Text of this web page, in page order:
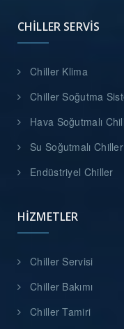
CHILLER SERVIS
Chiller Klima
Chiller Soğutma
Hava Soğutmalı
Su Soğutmalı Chiller
Endüstriyel Chiller
HIZMETLER
Chiller Servisi
Chiller Bakımı
Chiller Tamiri